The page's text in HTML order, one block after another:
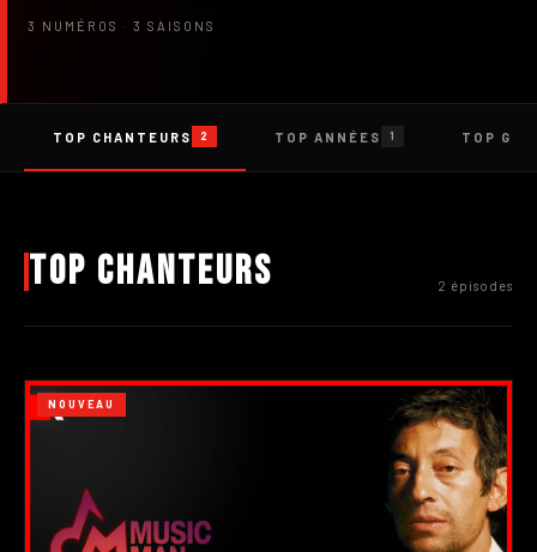
3 NUMÉROS · 3 SAISONS
TOP CHANTEURS 2 TOP ANNÉES 1 TOP
Top Chanteurs 2 épisodes
NOUVEAU